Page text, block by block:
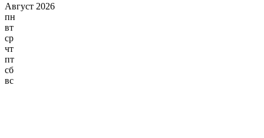
Август 2026
пн
вт
ср
чт
пт
сб
вс